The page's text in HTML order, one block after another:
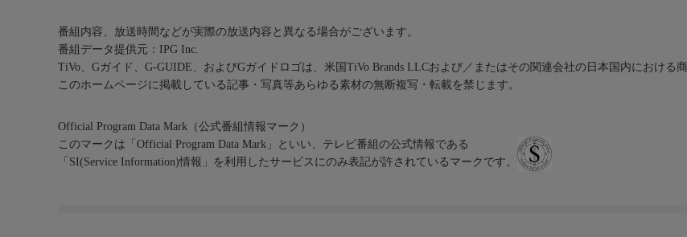
番組内容、放送時間などが実際の放送内容と異なる場合がございます。
番組データ提供元：IPG Inc.
TiVo、Gガイド、G-GUIDE、およびGガイドロゴは、米国TiVo Brands LLCおよび／またはその関連会社の日本国内における
このホームページに掲載している記事・写真等あらゆる素材の無断複写・転載を禁じます。
Official Program Data Mark（公式番組情報マーク）
このマークは「Official Program Data Mark」といい、テレビ番組の公式情報である
「SI(Service Information)情報」を利用したサービスにのみ表記が許されているマークです。